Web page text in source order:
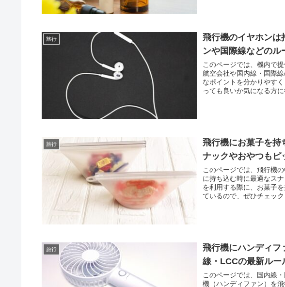
旅行
飛行機のイヤホン
ンや国際線などのル
このページでは、機内で
航空会社や国内線・国際
なポイントを分かりやす
っても良いか気になる方
旅行
飛行機にお菓子を持
ナックやおやつもピ
このページでは、飛行機
に持ち込む時に最適なス
を利用する際に、お菓子
ているので、ぜひチェック
旅行
飛行機にハンディフ
線・LCCの最新ルー
このページでは、国内線
機（ハンディファン）を